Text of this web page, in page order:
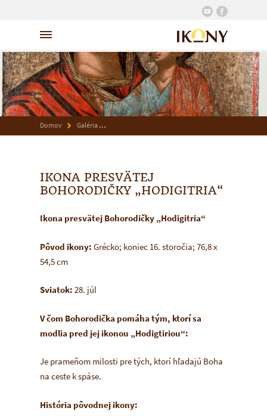
Domov Galéria
IKONA PRESVÄTEJ
BOHORODIČKY „HODIGITRIA“
Ikona presvätej Bohorodičky „Hodigitria“
Pôvod ikony: Grécko; koniec 16. storočia; 76,8 x
54,5 cm
Sviatok: 28. júl
V čom Bohorodička pomáha tým, ktorí sa
modlia pred jej ikonou „Hodigtiriou“:
Je prameňom milosti pre tých, ktorí hľadajú Boha
na ceste k spáse.
História pôvodnej ikony: